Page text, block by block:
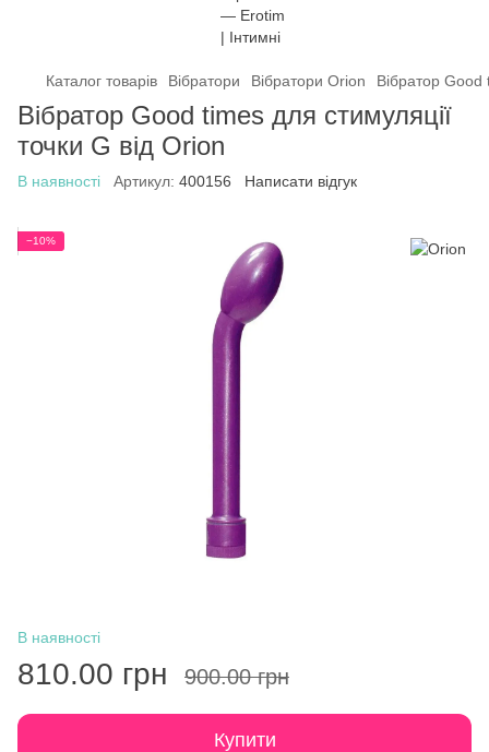
Каталог товарів Вібратори Вібратори Orion Вібратор Good
Вібратор Good times для стимуляції
точки G від Orion
В наявності Артикул: 400156 Написати відгук
−10%
В наявності
810.00 грн 900.00 грн
Купити